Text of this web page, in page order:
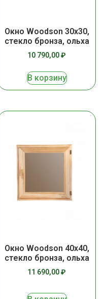
Окно Woodson 30х30,
стекло бронза, ольха
10 790,00₽
В корзину
Окно Woodson 40х40,
стекло бронза, ольха
11 690,00₽